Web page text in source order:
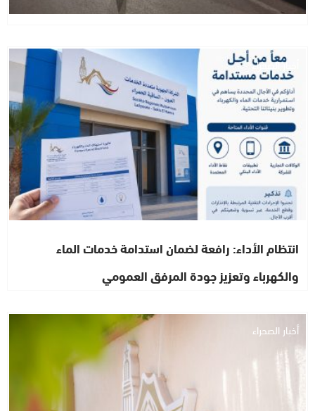
أخبار الصحراء
انتظام الأداء: رافعة لضمان استدامة خدمات الماء
والكهرباء وتعزيز جودة المرفق العمومي
أخبار الصحراء